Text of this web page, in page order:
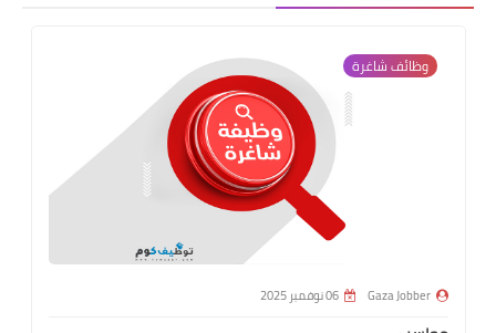
وظائف شاغرة
Gaza Jobber 06 نوفمبر 2025